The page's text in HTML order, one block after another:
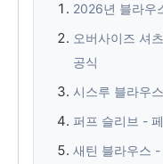
2026년 블라우
오버사이즈 셔
공식
시스루 블라우
퍼프 슬리브 -
새틴 블라우스